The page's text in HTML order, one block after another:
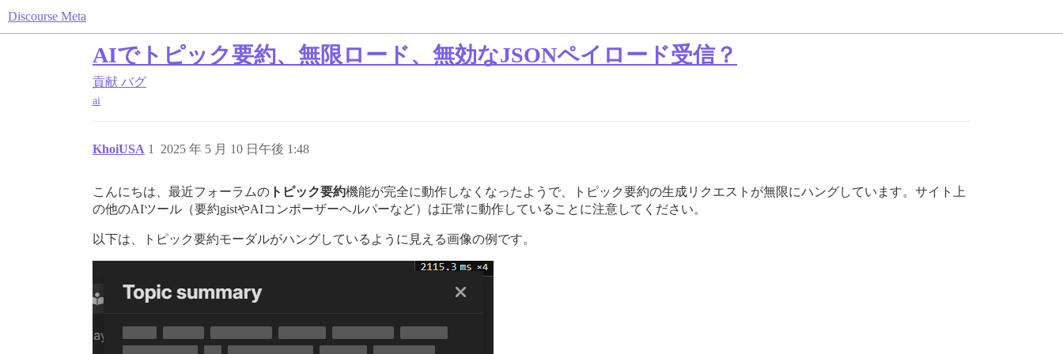
Discourse Meta
AIでトピック要約、無限ロード、無効なJSONペイロード受信？
貢献 バグ
ai
KhoiUSA 2025 年 5 月 10 日午後 1:48
1
こんにちは、最近フォーラムの トピック要約機能が完全に動作しなくなったようで、トピック要約の生成リクエストが無限にハングしています。サイト上
の他のAIツール（要約gistやAIコンポーザーヘルパーなど）は正常に動作していることに注意してください。
以下は、トピック要約モーダルがハングしているように見える画像の例です。